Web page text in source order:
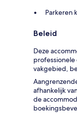
Parkeren
Beleid
Deze
vakgebied,
afhankelijk
de